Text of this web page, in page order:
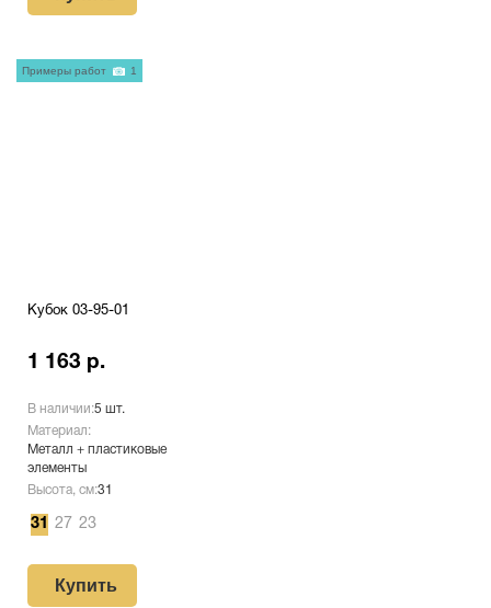
Кубок 03-95-01
1 163 р.
В наличии:5 шт.
Материал:
Металл + пластиковые
элементы
Высота, см:31
31 27 23
Купить
Примеры работ 1